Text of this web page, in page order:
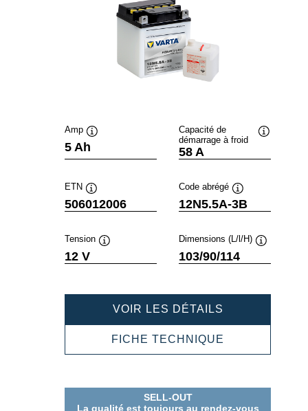
Amp
5 Ah
Capacité de
démarrage à froid
58 A
ETN
Infobulle
506012006
Code abrégé
Infobulle
12N5.5A-3B
Tension
12 V
Dimensions (L/l/H)
103/90/114
VOIR LES DÉTAILS
506012006
FICHE TECHNIQUE
SELL-OUT
La qualité est toujours au rendez-vous